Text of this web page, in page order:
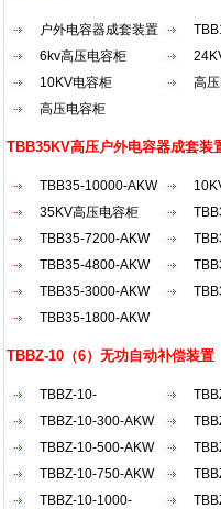
户外电容器成套装置
6kv高压电容柜
10KV电容柜
高
高压电容柜
TBB35KV高压户外电容器成套装
TBB35-10000-AKW
35KV高压电容柜
TBB35-7200-AKW
TBB35-4800-AKW
TBB35-3000-AKW
TBB35-1800-AKW
TBBZ-10（6）无功自动补偿装置
TBBZ-10-
2100（30...
TBBZ-10-300-AKW
TBBZ-10-500-AKW
TBBZ-10-750-AKW
TBBZ-10-1000-